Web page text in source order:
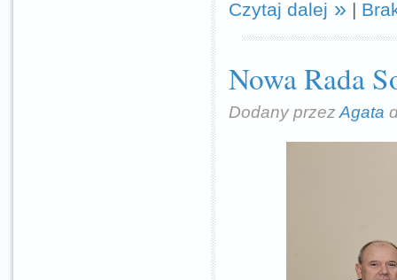
Czytaj dalej |
Nowa Rada
Dodany przez Agata